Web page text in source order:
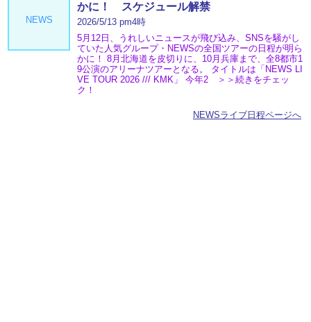
NEWS
かに！ スケジュール解禁
2026/5/13 pm4時
5月12日、うれしいニュースが飛び込み、SNSを騒がし
ていた人気グループ・NEWSの全国ツアーの日程が明ら
かに！ 8月北海道を皮切りに、10月兵庫まで、全8都市1
9公演のアリーナツアーとなる。 タイトルは「NEWS LI
VE TOUR 2026 /// KMK」 今年2 ＞＞続きをチェッ
ク！
NEWSライブ日程ページへ